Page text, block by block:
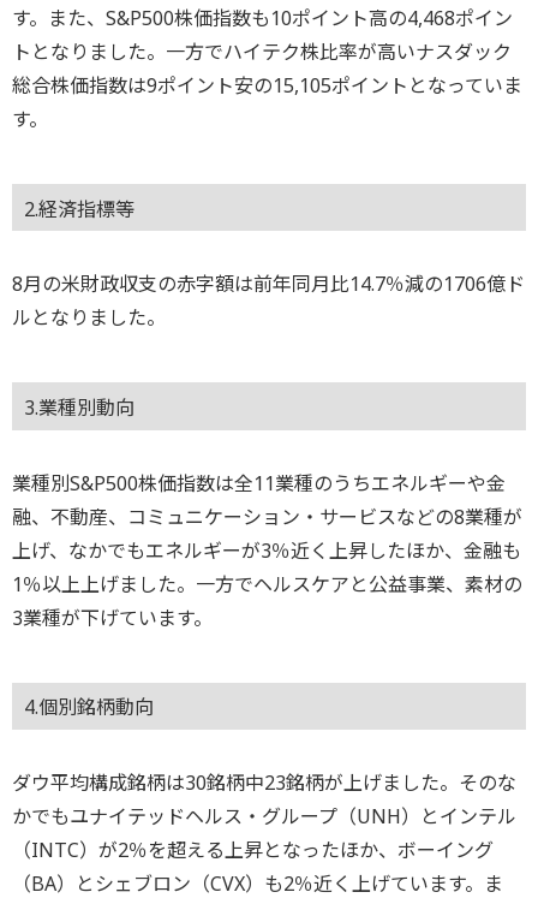
す。また、S&P500株価指数も10ポイント高の4,468ポイン
トとなりました。一方でハイテク株比率が高いナスダック
総合株価指数は9ポイント安の15,105ポイントとなっていま
す。
2.経済指標等
8月の米財政収支の赤字額は前年同月比14.7％減の1706億ド
ルとなりました。
3.業種別動向
業種別S&P500株価指数は全11業種のうちエネルギーや金
融、不動産、コミュニケーション・サービスなどの8業種が
上げ、なかでもエネルギーが3％近く上昇したほか、金融も
1％以上上げました。一方でヘルスケアと公益事業、素材の
3業種が下げています。
4.個別銘柄動向
ダウ平均構成銘柄は30銘柄中23銘柄が上げました。そのな
かでもユナイテッドヘルス・グループ（UNH）とインテル
（INTC）が2％を超える上昇となったほか、ボーイング
（BA）とシェブロン（CVX）も2％近く上げています。ま